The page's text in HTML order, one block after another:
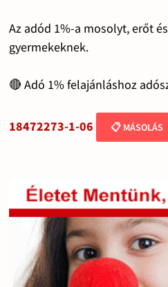
Az adód 1%-a mosolyt, erőt
gyermekeknek.
🔴 Adó 1% felajánláshoz
18472273-1-06 📋 MÁSOLÁS